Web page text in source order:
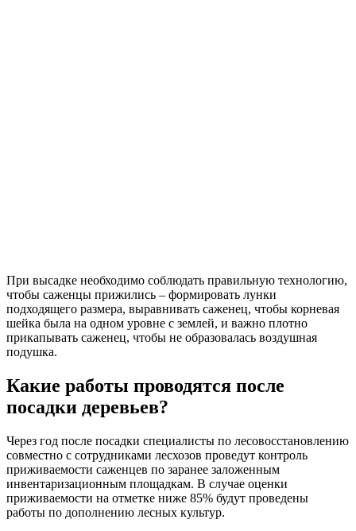
При высадке необходимо соблюдать правильную технологию,
чтобы саженцы прижились – формировать лунки
подходящего размера, выравнивать саженец, чтобы корневая
шейка была на одном уровне с землей, и важно плотно
прикапывать саженец, чтобы не образовалась воздушная
подушка.
Какие работы проводятся после
посадки деревьев?
Через год после посадки специалисты по лесовосстановлению
совместно с сотрудниками лесхозов проведут контроль
приживаемости саженцев по заранее заложенным
инвентаризационным площадкам. В случае оценки
приживаемости на отметке ниже 85% будут проведены
работы по дополнению лесных культур.